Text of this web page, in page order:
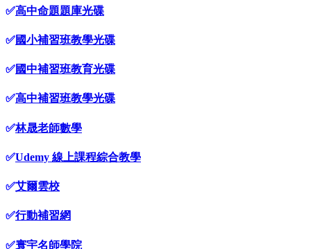
✅高中命題題庫光碟
✅國小補習班教學光碟
✅國中補習班教育光碟
✅高中補習班教學光碟
✅林晟老師數學
✅Udemy 線上課程綜合教學
✅艾爾雲校
✅行動補習網
✅寰宇名師學院